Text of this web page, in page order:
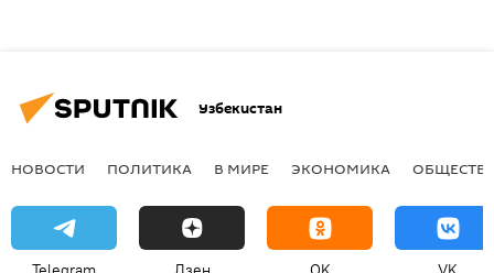
Узбекистан
НОВОСТИ ПОЛИТИКА В МИРЕ ЭКОНОМИКА